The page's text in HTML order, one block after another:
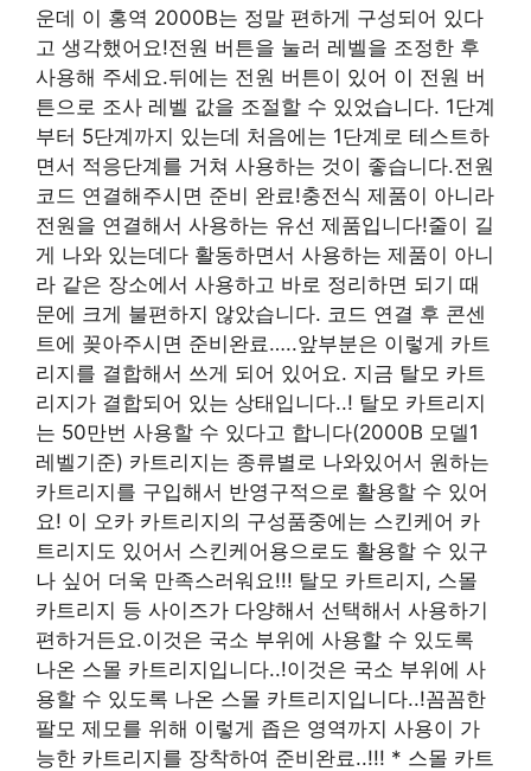
운데 이 홍역 2000B는 정말 편하게 구성되어 있다
고 생각했어요!전원 버튼을 눌러 레벨을 조정한 후
사용해 주세요.뒤에는 전원 버튼이 있어 이 전원 버
튼으로 조사 레벨 값을 조절할 수 있었습니다. 1단계
부터 5단계까지 있는데 처음에는 1단계로 테스트하
면서 적응단계를 거쳐 사용하는 것이 좋습니다.전원
코드 연결해주시면 준비 완료!충전식 제품이 아니라
전원을 연결해서 사용하는 유선 제품입니다!줄이 길
게 나와 있는데다 활동하면서 사용하는 제품이 아니
라 같은 장소에서 사용하고 바로 정리하면 되기 때
문에 크게 불편하지 않았습니다. 코드 연결 후 콘센
트에 꽂아주시면 준비완료…..앞부분은 이렇게 카트
리지를 결합해서 쓰게 되어 있어요. 지금 탈모 카트
리지가 결합되어 있는 상태입니다..! 탈모 카트리지
는 50만번 사용할 수 있다고 합니다(2000B 모델1
레벨기준) 카트리지는 종류별로 나와있어서 원하는
카트리지를 구입해서 반영구적으로 활용할 수 있어
요! 이 오카 카트리지의 구성품중에는 스킨케어 카
트리지도 있어서 스킨케어용으로도 활용할 수 있구
나 싶어 더욱 만족스러워요!!! 탈모 카트리지, 스몰
카트리지 등 사이즈가 다양해서 선택해서 사용하기
편하거든요.이것은 국소 부위에 사용할 수 있도록
나온 스몰 카트리지입니다..!이것은 국소 부위에 사
용할 수 있도록 나온 스몰 카트리지입니다..!꼼꼼한
팔모 제모를 위해 이렇게 좁은 영역까지 사용이 가
능한 카트리지를 장착하여 준비완료..!!! * 스몰 카트